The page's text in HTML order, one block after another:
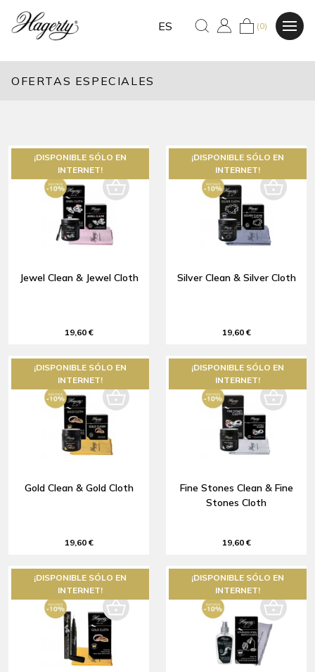
ES (0)
OFERTAS ESPECIALES
Jewel Clean & Jewel Cloth
19,60 €
¡DISPONIBLE SÓLO EN
INTERNET!
Silver Clean & Silver Cloth
19,60 €
¡DISPONIBLE SÓLO EN
INTERNET!
Gold Clean & Gold Cloth
19,60 €
¡DISPONIBLE SÓLO EN
INTERNET!
Fine Stones Clean & Fine
Stones Cloth
19,60 €
¡DISPONIBLE SÓLO EN
INTERNET!
¡DISPONIBLE SÓLO EN
INTERNET!
¡DISPONIBLE SÓLO EN
INTERNET!